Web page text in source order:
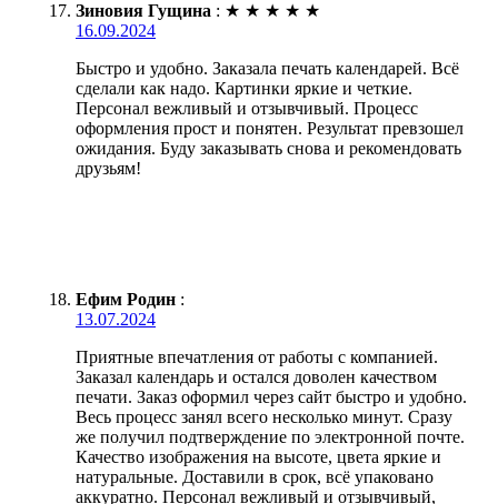
Зиновия Гущина : ★ ★ ★ ★ ★
16.09.2024
Быстро и удобно. Заказала печать календарей. Всё
сделали как надо. Картинки яркие и четкие.
Персонал вежливый и отзывчивый. Процесс
оформления прост и понятен. Результат превзошел
ожидания. Буду заказывать снова и рекомендовать
друзьям!
Ефим Родин :
13.07.2024
Приятные впечатления от работы с компанией.
Заказал календарь и остался доволен качеством
печати. Заказ оформил через сайт быстро и удобно.
Весь процесс занял всего несколько минут. Сразу
же получил подтверждение по электронной почте.
Качество изображения на высоте, цвета яркие и
натуральные. Доставили в срок, всё упаковано
аккуратно. Персонал вежливый и отзывчивый,